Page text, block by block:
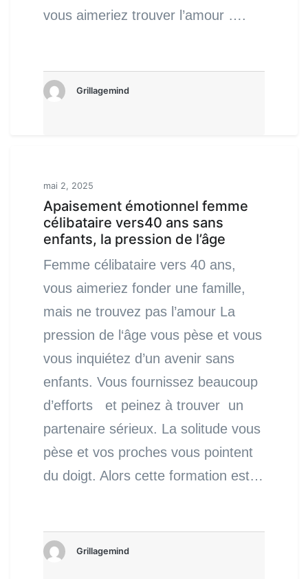
vous aimeriez trouver l’amour ….
Grillagemind
mai 2, 2025
Apaisement émotionnel femme
célibataire vers40 ans sans
enfants, la pression de l’âge
Femme célibataire vers 40 ans,
vous aimeriez fonder une famille,
mais ne trouvez pas l’amour La
pression de l‘âge vous pèse et vous
vous inquiétez d’un avenir sans
enfants. Vous fournissez beaucoup
d’efforts et peinez à trouver un
partenaire sérieux. La solitude vous
pèse et vos proches vous pointent
du doigt. Alors cette formation est…
Grillagemind